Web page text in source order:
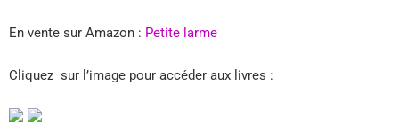
En vente sur Amazon : Petite larme
Cliquez sur l’image pour accéder aux livres :